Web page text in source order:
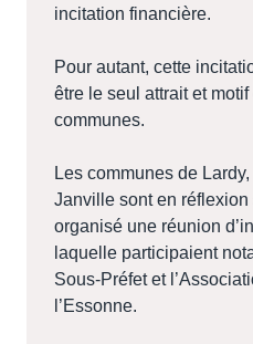
incitation financière.
Pour autant, cette
être le seul attrait et
communes.
Les communes de
Janville sont en réflexion
organisé une réunion
laquelle participaient
Sous-Préfet et
l’Essonne.